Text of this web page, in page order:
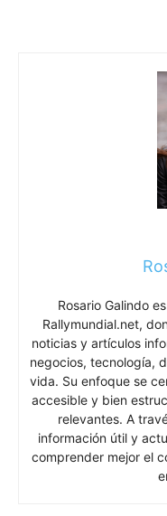
Rosario Galindo
Rallymundial.net,
noticias y artículos
negocios, tecnología,
vida. Su enfoque se
accesible y bien
relevantes. A
información útil y
comprender mejor el